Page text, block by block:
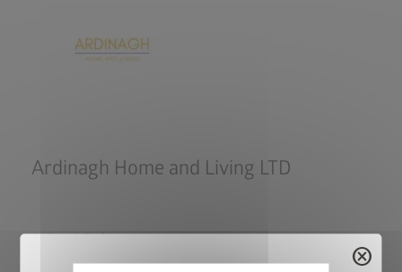
Ardinagh Home and Living LTD
Ardinagh Taghmon
cancel